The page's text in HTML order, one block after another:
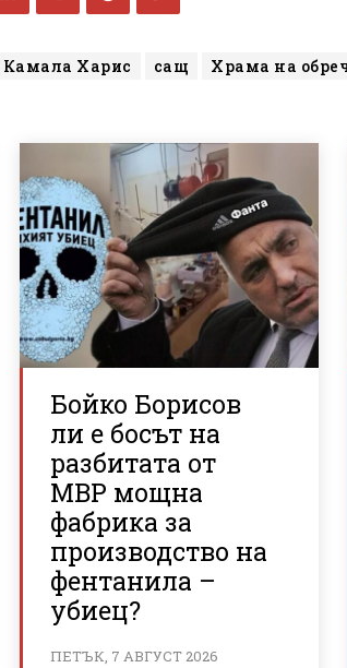
Камала Харис сащ Храма на
Бойко Борисов
ли е босът на
разбитата от
МВР мощна
фабрика за
производство на
фентанила –
убиец?
ПЕТЪК, 7 АВГУСТ 2026